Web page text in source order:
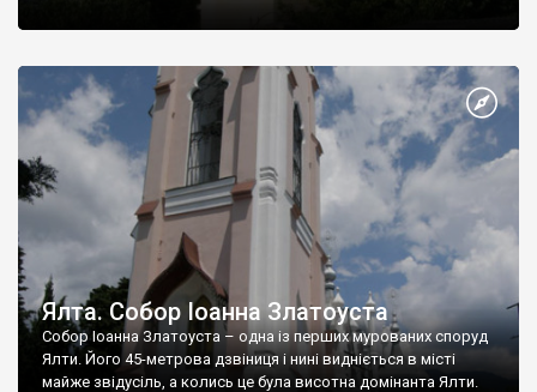
Ялта. Собор Іоанна Златоуста
Собор Іоанна Златоуста – одна із перших мурованих споруд
Ялти. Його 45-метрова дзвіниця і нині видніється в місті
майже звідусіль, а колись це була висотна домінанта Ялти.